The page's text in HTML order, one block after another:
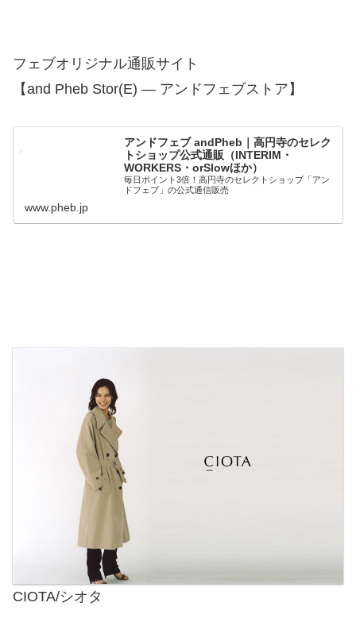
フェブオリジナル通販サイト
【and Pheb Stor(E) — アンドフェブストア】
アンドフェブ andPheb｜高円寺のセレク
トショップ公式通販（INTERIM・
WORKERS・orSlowほか）
毎日ポイント3倍！高円寺のセレクトショップ「アン
ドフェブ」の公式通信販売
www.pheb.jp
CIOTA/シオタ